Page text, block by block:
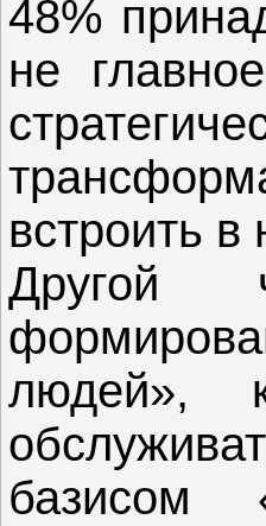
48%
не
встроить в
Другой
людей»,
базисом